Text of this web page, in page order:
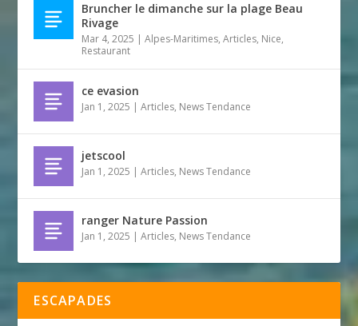
Bruncher le dimanche sur la plage Beau
Rivage
Mar 4, 2025 |Alpes-Maritimes,Articles, Nice,
Restaurant
ce evasion
Jan 1, 2025 |Articles, News Tendance
jetscool
Jan 1, 2025 |Articles, News Tendance
ranger Nature Passion
Jan 1, 2025 |Articles, News Tendance
ESCAPADES